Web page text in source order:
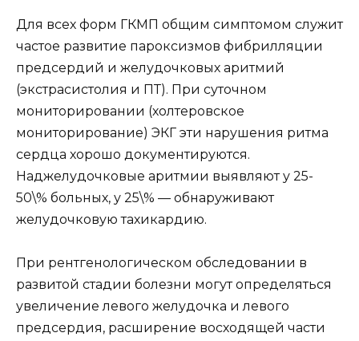
Для всех форм ГКМП общим симптомом служит
частое развитие пароксизмов фибрилляции
предсердий и желудочковых аритмий
(экстрасистолия и ПТ). При суточном
мониторировании (холтеровское
мониторирование) ЭКГ эти нарушения ритма
сердца хорошо документируются.
Наджелудочковые аритмии выявляют у 25-
50\% больных, у 25\% — обнаруживают
желудочковую тахикардию.
При рентгенологическом обследовании в
развитой стадии болезни могут определяться
увеличение левого желудочка и левого
предсердия, расширение восходящей части